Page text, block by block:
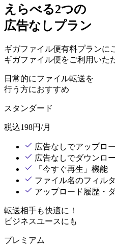
えらべる2つの
広告なしプラン
ギガファイル便有料プランに
ギガファイル便をご利用いた
日常的にファイル転送を
行う方におすすめ
スタンダード
税込198円/月
広告なしでアップロ
広告なしでダウンロ
「今すぐ再生」機能
ファイル名のフィル
アップロード履歴・
転送相手も快適に！
ビジネスユースにも
プレミアム